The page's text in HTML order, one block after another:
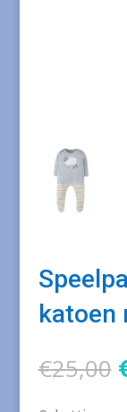
katoen
€25,00